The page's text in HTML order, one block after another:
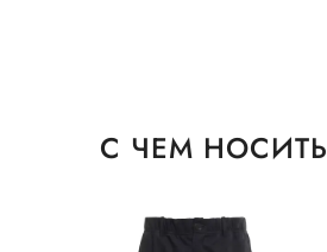
С ЧЕМ НОСИТЬ